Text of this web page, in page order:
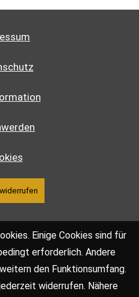
Einige Cookies sind für
erforderlich. Andere
den Funktionsumfang.
widerrufen. Nähere